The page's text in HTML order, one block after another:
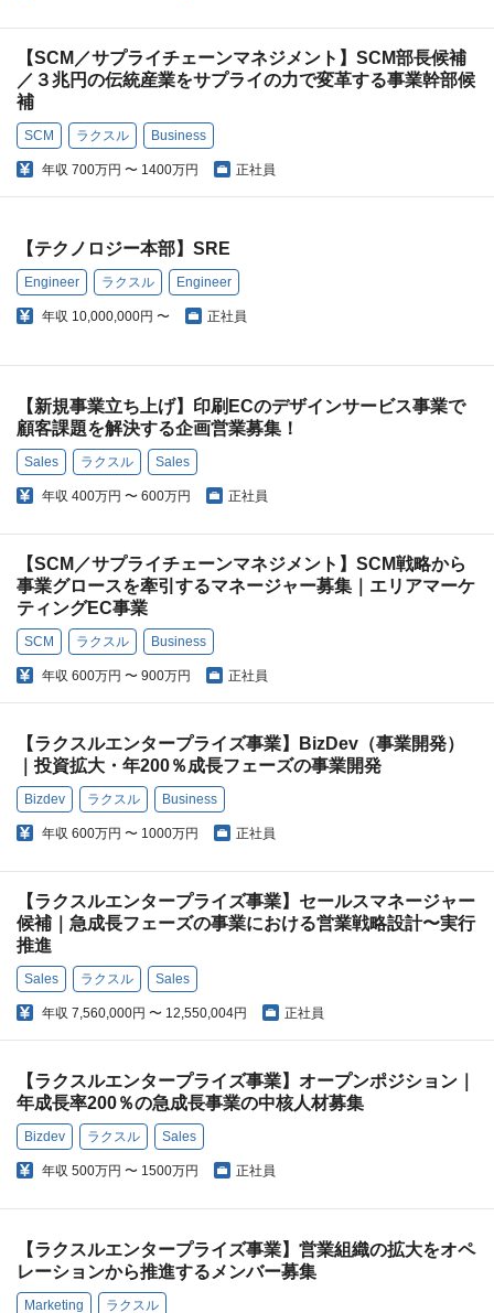
【SCM／サプライチェーンマネジメント】SCM部長候補
／３兆円の伝統産業をサプライの力で変革する事業幹部候
補
SCM ラクスル Business
年収 700万円 〜 1400万円 正社員
【テクノロジー本部】SRE
Engineer ラクスル Engineer
年収 10,000,000円 〜 正社員
【新規事業立ち上げ】印刷ECのデザインサービス事業で
顧客課題を解決する企画営業募集！
Sales ラクスル Sales
年収 400万円 〜 600万円 正社員
【SCM／サプライチェーンマネジメント】SCM戦略から
事業グロースを牽引するマネージャー募集｜エリアマーケ
ティングEC事業
SCM ラクスル Business
年収 600万円 〜 900万円 正社員
【ラクスルエンタープライズ事業】BizDev（事業開発）
｜投資拡大・年200％成長フェーズの事業開発
Bizdev ラクスル Business
年収 600万円 〜 1000万円 正社員
【ラクスルエンタープライズ事業】セールスマネージャー
候補｜急成長フェーズの事業における営業戦略設計〜実行
推進
Sales ラクスル Sales
年収 7,560,000円 〜 12,550,004円 正社員
【ラクスルエンタープライズ事業】オープンポジション｜
年成長率200％の急成長事業の中核人材募集
Bizdev ラクスル Sales
年収 500万円 〜 1500万円 正社員
【ラクスルエンタープライズ事業】営業組織の拡大をオペ
レーションから推進するメンバー募集
Marketing ラクスル